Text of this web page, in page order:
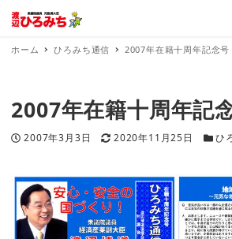
ホーム ひろみち通信 2007年在籍十周年記念号
2007年在籍十周年記
投稿日
2007年3月3日 更新日
2020年11月25日 カテ
ひ